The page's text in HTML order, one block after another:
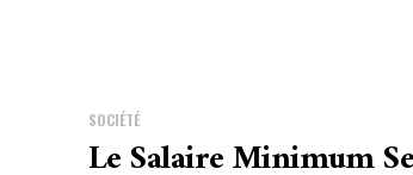
SOCIÉTÉ
Le Salaire Minimum